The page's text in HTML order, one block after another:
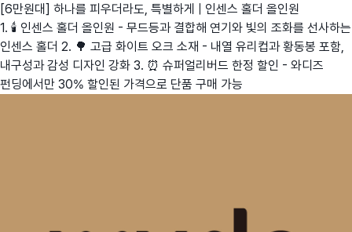
[6만원대] 하나를 피우더라도, 특별하게 | 인센스 홀더 올인원
1. 🕯️ 인센스 홀더 올인원 - 무드등과 결합해 연기와 빛의 조화를 선사하는
인센스 홀더 2. 🌳 고급 화이트 오크 소재 - 내열 유리컵과 황동봉 포함,
내구성과 감성 디자인 강화 3. ⏰ 슈퍼얼리버드 한정 할인 - 와디즈
펀딩에서만 30% 할인된 가격으로 단품 구매 가능